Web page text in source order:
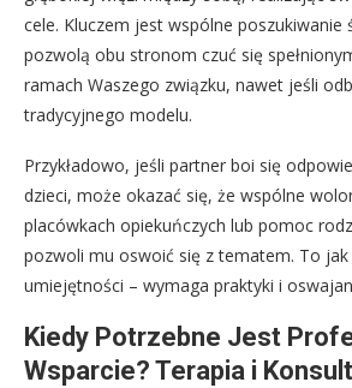
cele. Kluczem jest wspólne poszukiwanie
pozwolą obu stronom czuć się
ramach Waszego związku, nawet jeśli
tradycyjnego modelu.
Przykładowo, jeśli partner boi się
dzieci, może okazać się, że wspólne
placówkach opiekuńczych lub pomoc
pozwoli mu oswoić się z tematem. To
umiejętności – wymaga praktyki i
Kiedy Potrzebne Jest
Wsparcie? Terapia i